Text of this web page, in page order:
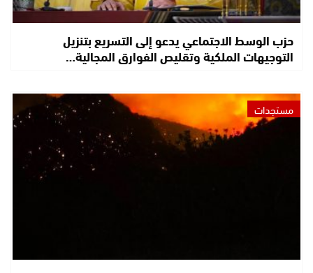
حزب الوسط الاجتماعي يدعو إلى التسريع بتنزيل
التوجيهات الملكية وتقليص الفوارق المجالية…
مستجدات